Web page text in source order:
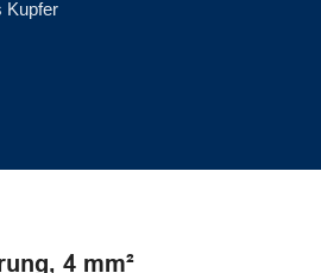
Kupfer
4 mm²